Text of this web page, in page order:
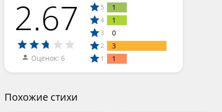
2.67
Оценок: 6
5 1
4 1
3 0
2 3
1 1
Похожие стихи